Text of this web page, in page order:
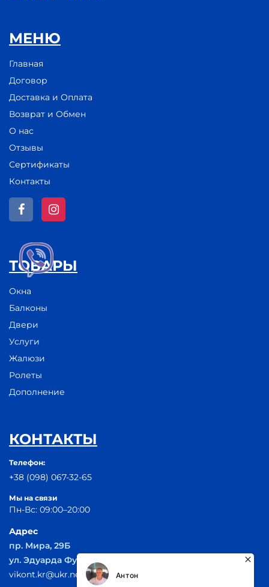
МЕНЮ
Главная
Договор
Доставка и Оплата
Возврат и Обмен
О нас
Отзывы
Сертификаты
Контакты
ТОВАРЫ
Окна
Балконы
Двери
Услуги
Жалюзи
Ролеты
Дополнение
КОНТАКТЫ
Телефон:
+38 (098) 067-32-65
Мы на связи
Пн-Вс: 09:00–20:00
Адрес
пр. Мира, 29Б
ул. Эдуарда Фукса 55
vikont.kr@ukr.net